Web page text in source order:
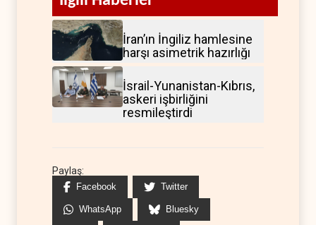
İran’ın İngiliz hamlesine
harşı asimetrik hazırlığı
İsrail-Yunanistan-Kıbrıs,
askeri işbirliğini
resmileştirdi
Paylaş:
Facebook Twitter
WhatsApp Bluesky